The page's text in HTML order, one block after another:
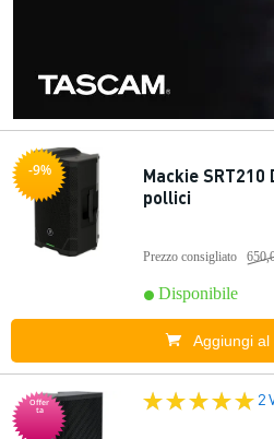
-9%
Mackie
pollici
Prezzo consigliato
Disponibile
Aggiungi al
Offer
ta
2